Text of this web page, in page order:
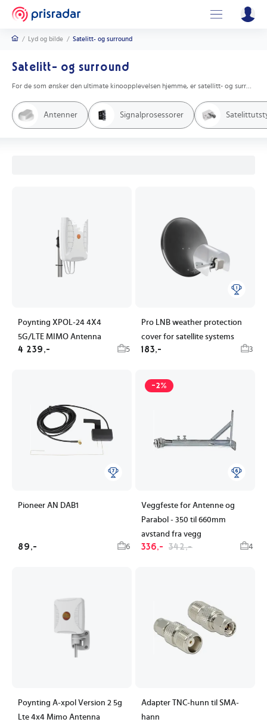
/ Lyd og bilde / Satelitt- og surround
Satelitt- og surround
Antenner Signalprosessorer
Poynting XPOL-24 4X4
5G/LTE MIMO Antenna
4 239,- 5
Pro LNB weather protection
cover for satellite systems
183,- 3
Pioneer AN DAB1
89,- 6
-2%
Veggfeste for Antenne og
Parabol - 350 til 660mm
avstand fra vegg
336,- 342,- 4
Poynting A-xpol Version 2 5g
Lte 4x4 Mimo Antenna
Adapter TNC-hunn til SMA-
hann